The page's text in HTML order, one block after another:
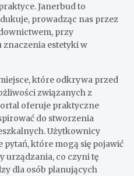
Janerbud to
prowadząc nas przez
przy
estetyki w
które odkrywa przed
związanych z
oferuje praktyczne
do stworzenia
Użytkownicy
które mogą się pojawić
urządzania, co czyni tę
dla osób planujących